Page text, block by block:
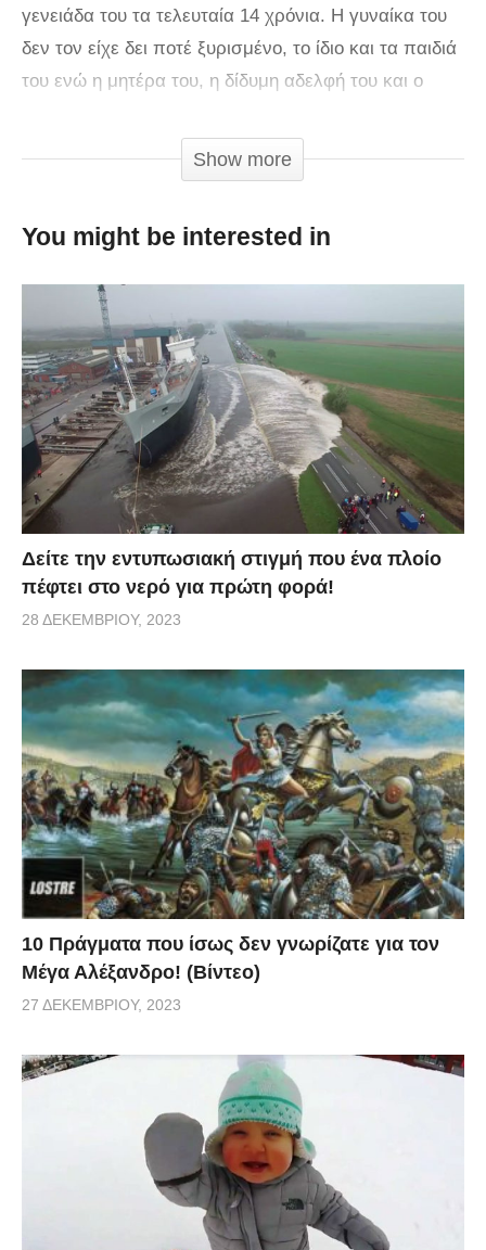
γενειάδα του τα τελευταία 14 χρόνια. Η γυναίκα του
δεν τον είχε δει ποτέ ξυρισμένο, το ίδιο και τα παιδιά
του ενώ η μητέρα του, η δίδυμη αδελφή του και ο
και… ο ίδιος! Ο Amit πήρε την απόφαση να ξυριστεί,
στο πλαίσιο διαφήμισης – μίνι ντοκιμαντέρ της
τρίλεπτο βίντεο, παραγωγής της ισραηλινής
συναντήθηκε με τους αγαπημένους του, κάποιοι από
τους οποίους δυσκολεύτηκαν να τον γνωρίσουν. Το
“βραβείο” για την πιο ενδιαφέρουσα αντίδραση
κερδίζει πανηγυρικά ο πατέρας του, που πέρασε
από μπροστά του, τον προσπέρασε, ενώ άνοιξε μαζί
του κουβέντα για λίγο, πριν συνειδητοποιήσει ότι
μιλάει με τον γιο του. Η κορούλα του είπε πως
μοιάζει με έναν άλλον μπαμπά, ενώ η γυναίκα του,
κοιτάζοντάς τον ένιωσε ότι τον απατάει με άλλον
άνδρα. Ο ίδιος πάντως δήλωσε, πως απολαμβάνει
λόγο για “ένα νέο κεφάλαιο στη ζωή του”.
Show more
You might be interested in
Δείτε την εντυπωσιακή στιγμή που ένα πλοίο
πέφτει στο νερό για πρώτη φορά!
28 ΔΕΚΕΜΒΡΊΟΥ, 2023
10 Πράγματα που ίσως δεν γνωρίζατε για τον
Μέγα Αλέξανδρο! (Βίντεο)
27 ΔΕΚΕΜΒΡΊΟΥ, 2023